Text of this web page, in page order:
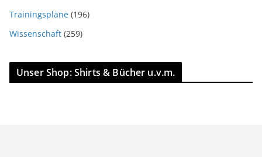
Trainingspläne (196)
Wissenschaft (259)
Unser Shop: Shirts & Bücher u.v.m.